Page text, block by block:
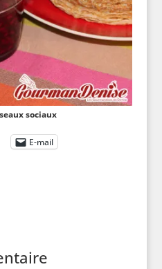
sociaux
E-mail